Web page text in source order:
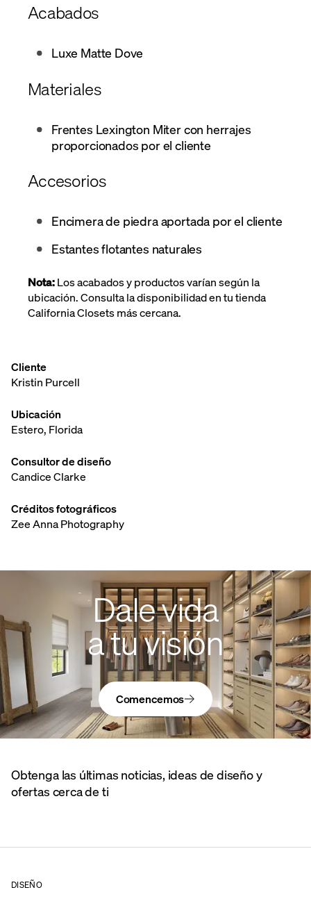
Acabados
Luxe Matte Dove
Materiales
Frentes Lexington Miter con herrajes
proporcionados por el cliente
Accesorios
Encimera de piedra aportada por el cliente
Estantes flotantes naturales
Nota:Los acabadosy productos varían según la
ubicación. Consulta la disponibilidad en tu tienda
California Closets más cercana.
Cliente
Kristin Purcell
Ubicación
Estero, Florida
Consultor de diseño
Candice Clarke
Créditos fotográficos
Zee Anna Photography
Dale vida
a tu visión
Comencemos
Obtenga las últimas noticias, ideas de diseño y
ofertas cerca de ti
DISEÑO